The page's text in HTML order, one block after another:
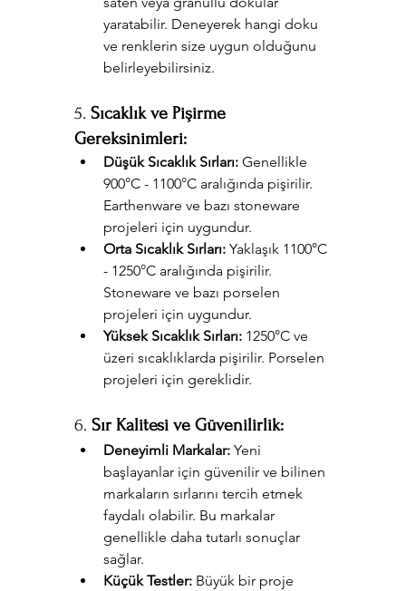
yaratabilir. Deneyerek hangi doku
ve renklerin size uygun olduğunu
belirleyebilirsiniz.
5. Sıcaklık ve Pişirme
Gereksinimleri:
Düşük Sıcaklık Sırları: Genellikle
900°C - 1100°C aralığında pişirilir.
Earthenware ve bazı stoneware
projeleri için uygundur.
Orta Sıcaklık Sırları: Yaklaşık 1100°C
- 1250°C aralığında pişirilir.
Stoneware ve bazı porselen
projeleri için uygundur.
Yüksek Sıcaklık Sırları: 1250°C ve
üzeri sıcaklıklarda pişirilir. Porselen
projeleri için gereklidir.
6. Sır Kalitesi ve Güvenilirlik:
Deneyimli Markalar: Yeni
başlayanlar için güvenilir ve bilinen
markaların sırlarını tercih etmek
faydalı olabilir. Bu markalar
genellikle daha tutarlı sonuçlar
sağlar.
Küçük Testler: Büyük bir proje